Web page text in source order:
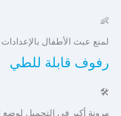
👶
لمنع عبث الأطفال
رفوف قابلة للطي
🛠️
مرونة أكبر في التحميل لوضع